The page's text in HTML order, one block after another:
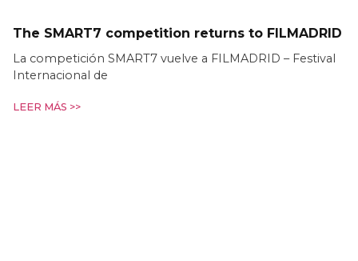
The SMART7 competition returns to FILMADRID
La competición SMART7 vuelve a FILMADRID – Festival
Internacional de
LEER MÁS >>